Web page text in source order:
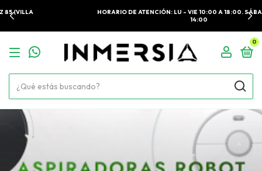
HORARIO DE ATENCIÓN: LU - VIE 10:00 A 18:00. SÁBADOS 10:00 A
0